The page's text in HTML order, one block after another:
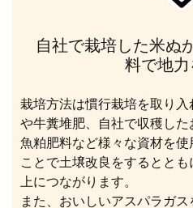
自社で栽培した米ぬ
料で地
栽培方法は慣行栽培を取り
や牛糞堆肥、自社で収穫した
魚粕肥料など様々な資材を
ことで土壌改良をするとと
上につながります。
また、おいしいアスパラガ